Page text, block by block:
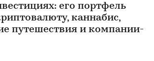
его портфель
каннабис,
путешествия и компании-